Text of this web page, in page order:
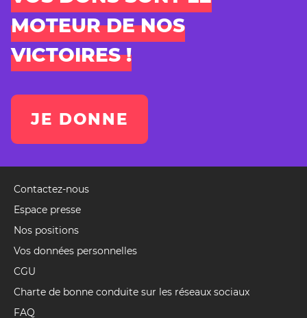
MOTEUR DE NOS
VICTOIRES !
JE DONNE
Pied
de
(Event)
Contactez-nous
Espace presse
Nos positions
Vos données personnelles
CGU
Charte de bonne conduite sur les réseaux sociaux
FAQ